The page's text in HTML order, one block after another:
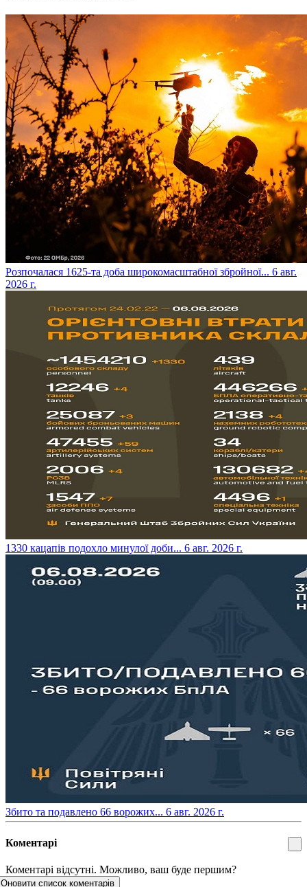
​Розпочалася 1625-та доба широкомасштабної збройної... 6 авг.
2026 г.
​1330 кацапів подохло минулої доби... 6 авг. 2026 г.
​Збито та подавлено 66 ворожих... 6 авг. 2026 г.
Коментарі
Коментарі відсутні. Можливо, ваш буде першим?
Оновити список коментарів